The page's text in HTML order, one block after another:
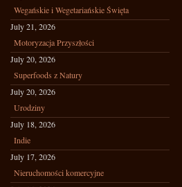
Wegańskie i Wegetariańskie Święta
July 21, 2026
Motoryzacja Przyszłości
July 20, 2026
Superfoods z Natury
July 20, 2026
Urodziny
July 18, 2026
Indie
July 17, 2026
Nieruchomości komercyjne